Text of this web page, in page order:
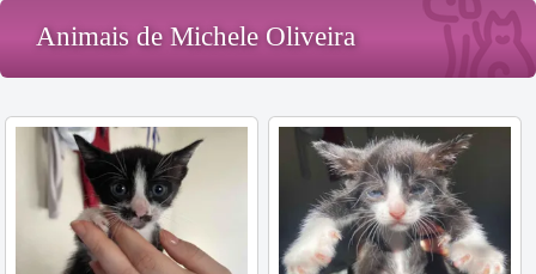
Animais de Michele Oliveira